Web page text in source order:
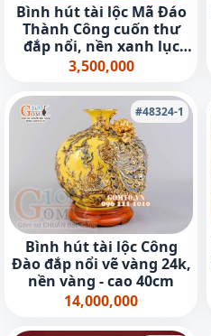
Bình hút tài lộc Mã Đáo
Thành Công cuốn thư
đắp nổi, nền xanh lục
bảo, cao 30cm
3,500,000
#48324-1
Bình hút tài lộc Công
Đào đắp nổi vẽ vàng 24k,
nền vàng - cao 40cm
14,000,000